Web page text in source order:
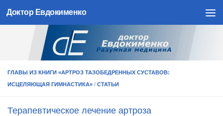
Skip to content
Доктор Евдокименко
ГЛАВЫ ИЗ КНИГИ «АРТРОЗ ТАЗОБЕДРЕННЫХ СУСТАВОВ:
ИСЦЕЛЯЮЩАЯ ГИМНАСТИКА» / СТАТЬИ
Терапевтическое лечение артроза